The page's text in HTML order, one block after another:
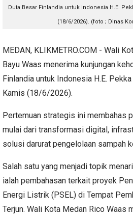
Duta Besar Finlandia untuk Indonesia H.E.
(18/6/2026). (foto ; Dinas
MEDAN, KLIKMETRO.COM - Wali
Bayu Waas menerima kunjungan
Finlandia untuk Indonesia H.E.
Kamis (18/6/2026).
Pertemuan strategis ini membahas
mulai dari transformasi digital,
solusi darurat pengelolaan sampah
Salah satu yang menjadi topik
ialah pembahasan terkait proyek
Energi Listrik (PSEL) di Tempat
Terjun. Wali Kota Medan Rico Waas